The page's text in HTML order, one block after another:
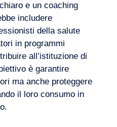
e un coaching
includere
della salute
in programmi
all’istituzione di
è garantire
ma anche proteggere
il loro consumo in